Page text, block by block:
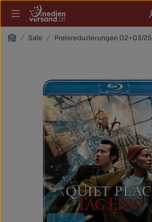
Zum Hauptinhalt springen
HomeSale Preisreduzierungen 02+03/25